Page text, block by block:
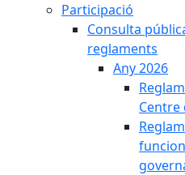
Participació
Consulta
reglaments
Any 2026
Centre